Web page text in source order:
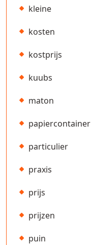
kleine
kosten
kostprijs
kuubs
maton
papiercontainer
particulier
praxis
prijs
prijzen
puin